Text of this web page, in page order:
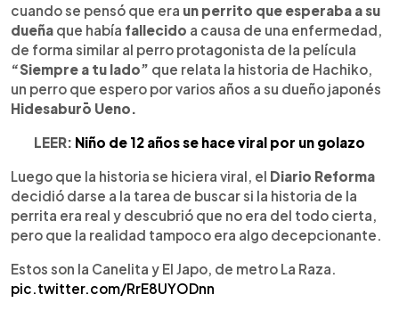
cuando se pensó que era un perrito que esperaba a su
dueña que había fallecido a causa de una enfermedad,
de forma similar al perro protagonista de la película
“Siempre a tu lado” que relata la historia de Hachiko,
un perro que espero por varios años a su dueño japonés
Hidesaburō Ueno.
LEER: Niño de 12 años se hace viral por un golazo
Luego que la historia se hiciera viral, el Diario Reforma
decidió darse a la tarea de buscar si la historia de la
perrita era real y descubrió que no era del todo cierta,
pero que la realidad tampoco era algo decepcionante.
Estos son la Canelita y El Japo, de metro La Raza.
pic.twitter.com/RrE8UYODnn